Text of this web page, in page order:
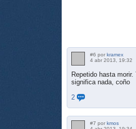
#6 por kramex
4 abr 2013, 19:32
Repetido hasta
significa nada, coño
2
#7 por kmos